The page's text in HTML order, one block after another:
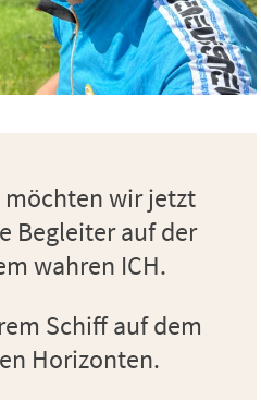
möchten wir jetzt
Begleiter auf der
wahren ICH.
Schiff auf dem
Horizonten.